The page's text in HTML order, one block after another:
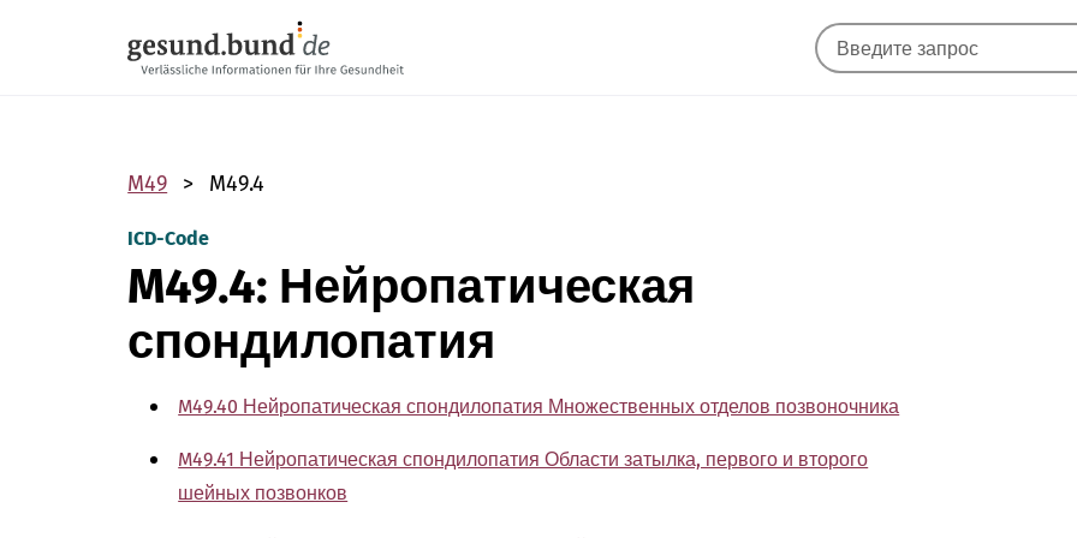
M49 M49.4
ICD-Code
M49.4: Нейропатическая
спондилопатия
M49.40 Нейропатическая спондилопатия Множественных отделов позвоночника
M49.41 Нейропатическая спондилопатия Области затылка, первого и второго
шейных позвонков